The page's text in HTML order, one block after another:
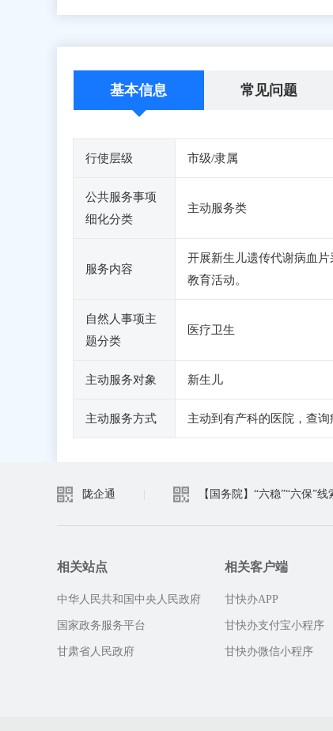
基本信息 常见问题
行使层级 市级/隶属
公共服务事项
细化分类
主动服务类
服务内容
开展新生儿遗传代谢病血
教育活动。
自然人事项主
题分类
医疗卫生
主动服务对象 新生儿
主动服务方式 主动到有产科的医院，查询
陇企通 【国务院】“六稳”“六保”线
相关站点
中华人民共和国中央人民政府
国家政务服务平台
甘肃省人民政府
相关客户端
甘快办APP
甘快办支付宝小程序
甘快办微信小程序